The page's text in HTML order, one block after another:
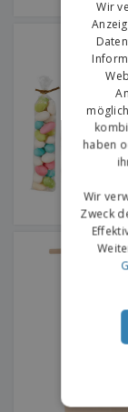
Wir
haben
Wir
Zweck